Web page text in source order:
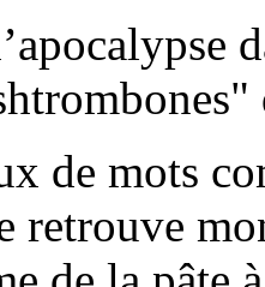
de mots
retrouve